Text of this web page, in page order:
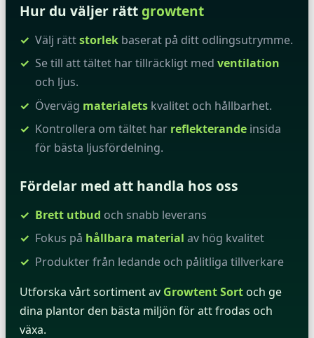
Hur du väljer rättgrowtent
Välj rättstorlek baserat på ditt odlingsutrymme.
Se till att tältet har tillräckligt medventilation
och ljus.
Överväg materialets kvalitet och hållbarhet.
Kontrollera om tältet har reflekterande insida
för bästa ljusfördelning.
Fördelar med att handla hos oss
Brett utbud och snabb leverans
Fokus på hållbara material av hög kvalitet
Produkter från ledande och pålitliga tillverkare
Utforska vårt sortiment av Growtent Sort och ge
dina plantor den bästa miljön för att frodas och
växa.